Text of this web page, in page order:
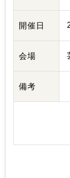
開催日
会場
備考